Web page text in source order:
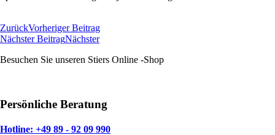
ZurückVorheriger Beitrag
Nächster BeitragNächster
Besuchen Sie unseren Stiers Online -Shop
Persönliche Beratung
Hotline: +49 89 - 92 09 990